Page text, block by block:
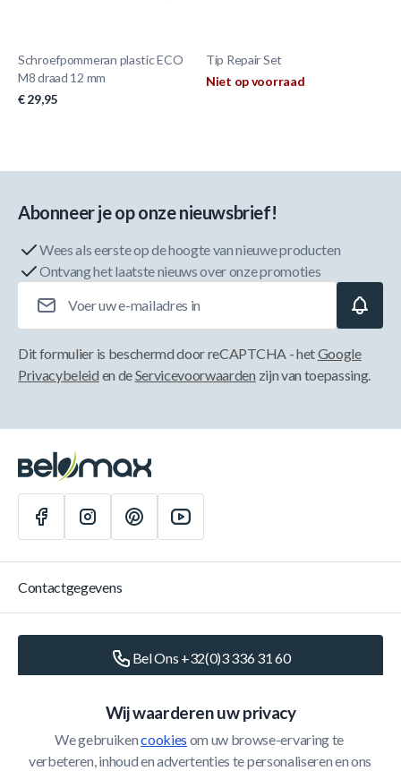
Schroefpommeran plastic ECO
M8 draad 12 mm
€ 29,95
Tip Repair Set
Niet op voorraad
Wij waarderen uw privacy
We gebruiken cookies om uw browse-ervaring te
verbeteren, inhoud en advertenties te personaliseren en ons
Abonneer je op onze nieuwsbrief!
Wees als eerste op de hoogte van nieuwe producten
Ontvang het laatste nieuws over onze promoties
Dit formulier is beschermd door reCAPTCHA - hetGoogle
Privacybeleid en deServicevoorwaarden zijn van toepassing.
Contactgegevens
Bel Ons +32(0)3 336 31 60
Schrijf Ons info@belomax.com
Routebeschrijving naar de Belomax